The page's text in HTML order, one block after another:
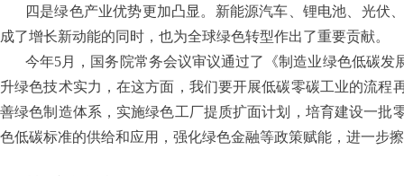
四是绿色产业优势更加凸显。新能源汽车、锂电池、光伏
成了增长新动能的同时，也为全球绿色转型作出了重要贡献。
今年5月，国务院常务会议审议通过了《制造业绿色低碳
升绿色技术实力，在这方面，我们要开展低碳零碳工业的流
善绿色制造体系，实施绿色工厂提质扩面计划，培育建设一
色低碳标准的供给和应用，强化绿色金融等政策赋能，进一步